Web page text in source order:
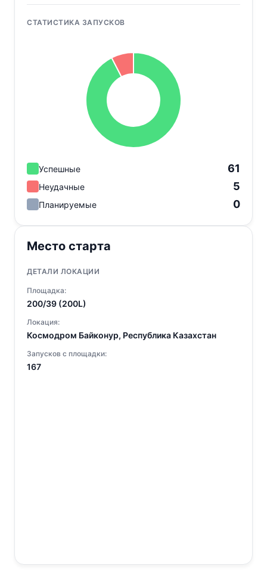
СТАТИСТИКА ЗАПУСКОВ
Успешные 61
Неудачные 5
Планируемые 0
Место старта
ДЕТАЛИ ЛОКАЦИИ
Площадка:
200/39 (200L)
Локация:
Космодром Байконур, Республика Казахстан
Запусков с площадки:
167